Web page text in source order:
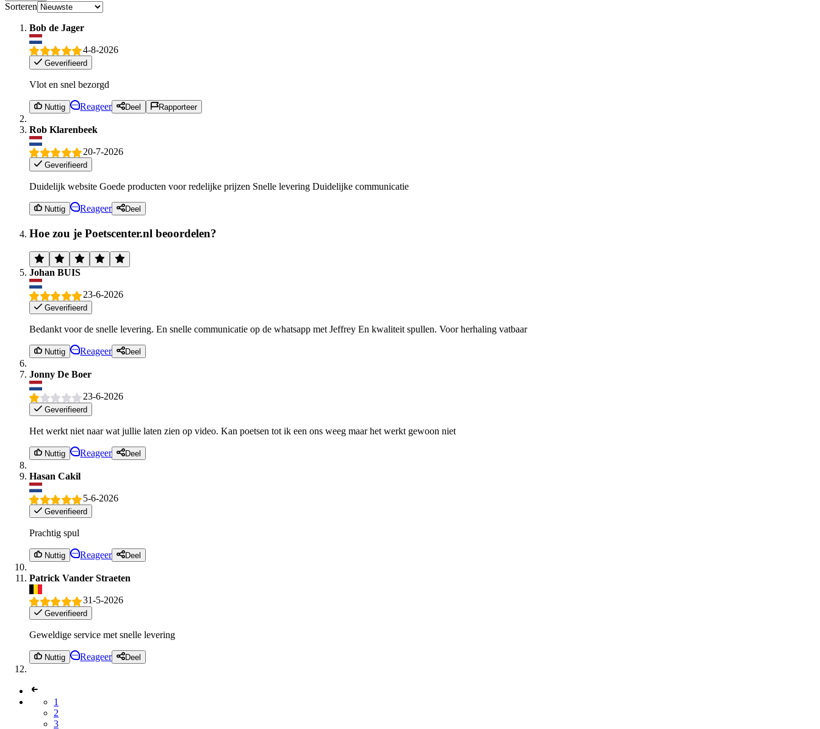
Sorteren
Bob de Jager
4-8-2026
Geverifieerd
Vlot en snel bezorgd
Nuttig Reageer Deel Rapporteer
Rob Klarenbeek
20-7-2026
Geverifieerd
Duidelijk website Goede producten voor redelijke prijzen Snelle levering Duidelijke communicatie
Nuttig Reageer Deel
Hoe zou je Poetscenter.nl beoordelen?
Johan BUIS
23-6-2026
Geverifieerd
Bedankt voor de snelle levering. En snelle communicatie op de whatsapp met Jeffrey En kwaliteit spullen. Voor herhaling vatbaar
Nuttig Reageer Deel
Jonny De Boer
23-6-2026
Geverifieerd
Het werkt niet naar wat jullie laten zien op video. Kan poetsen tot ik een ons weeg maar het werkt gewoon niet
Nuttig Reageer Deel
Hasan Cakil
5-6-2026
Geverifieerd
Prachtig spul
Nuttig Reageer Deel
Patrick Vander Straeten
31-5-2026
Geverifieerd
Geweldige service met snelle levering
Nuttig Reageer Deel
1
2
3